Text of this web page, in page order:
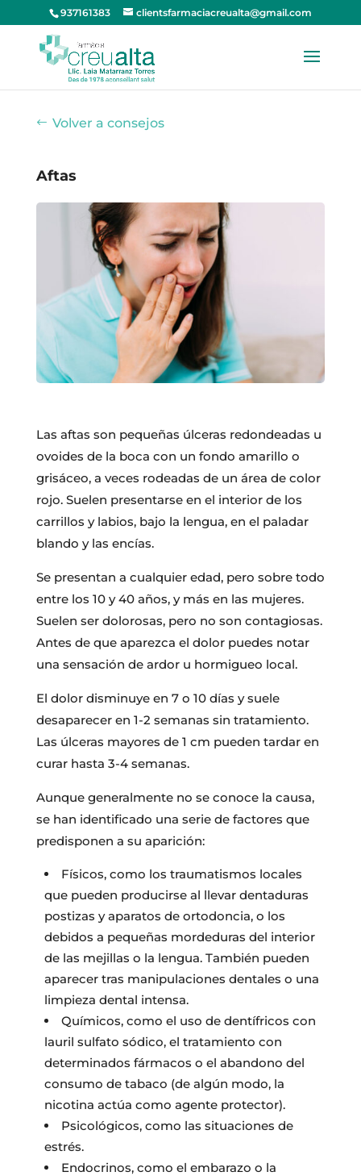
937161383 clientsfarmaciacreualta@gmail.com
Volver a consejos
Aftas
Las aftas son pequeñas úlceras redondeadas u
ovoides de la boca con un fondo amarillo o
grisáceo, a veces rodeadas de un área de color
rojo. Suelen presentarse en el interior de los
carrillos y labios, bajo la lengua, en el paladar
blando y las encías.
Se presentan a cualquier edad, pero sobre todo
entre los 10 y 40 años, y más en las mujeres.
Suelen ser dolorosas, pero no son contagiosas.
Antes de que aparezca el dolor puedes notar
una sensación de ardor u hormigueo local.
El dolor disminuye en 7 o 10 días y suele
desaparecer en 1-2 semanas sin tratamiento.
Las úlceras mayores de 1 cm pueden tardar en
curar hasta 3-4 semanas.
Aunque generalmente no se conoce la causa,
se han identificado una serie de factores que
predisponen a su aparición:
Físicos, como los traumatismos locales
que pueden producirse al llevar dentaduras
postizas y aparatos de ortodoncia, o los
debidos a pequeñas mordeduras del interior
de las mejillas o la lengua. También pueden
aparecer tras manipulaciones dentales o una
limpieza dental intensa.
Químicos, como el uso de dentífricos con
lauril sulfato sódico, el tratamiento con
determinados fármacos o el abandono del
consumo de tabaco (de algún modo, la
nicotina actúa como agente protector).
Psicológicos, como las situaciones de
estrés.
Endocrinos, como el embarazo o la